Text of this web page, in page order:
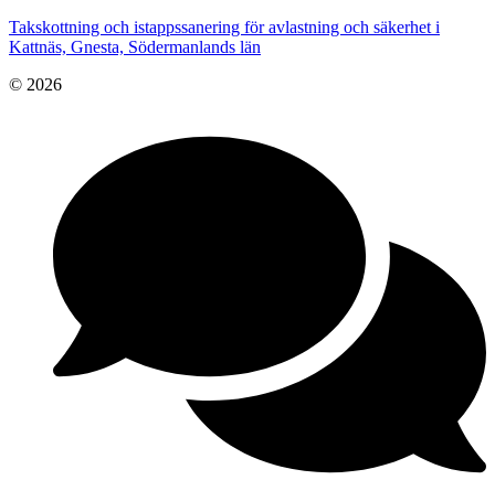
Takskottning och istappssanering för avlastning och säkerhet i
Kattnäs, Gnesta, Södermanlands län
© 2026